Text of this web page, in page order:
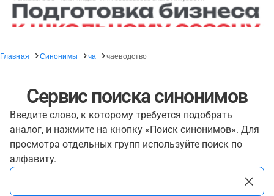
Главная Синонимы ча чаеводство
Сервис поиска синонимов
Введите слово, к которому требуется подобрать
аналог, и нажмите на кнопку «Поиск синонимов». Для
просмотра отдельных групп используйте поиск по
алфавиту.